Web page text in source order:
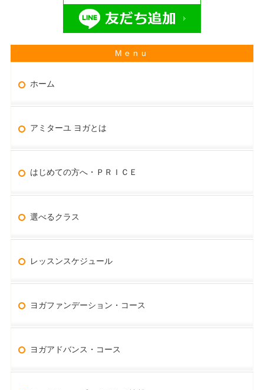
ホーム
アミターユ ヨガとは
はじめての方へ・ＰＲＩＣＥ
選べるクラス
レッスンスケジュール
ヨガファンデーション・コース
ヨガアドバンス・コース